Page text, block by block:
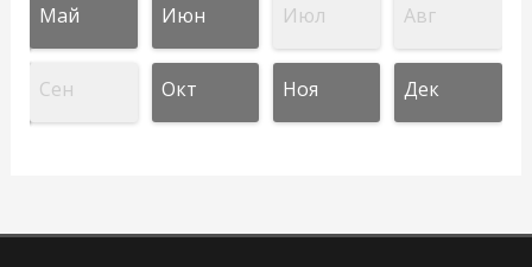
Май Июн Июл Авг
Сен Окт Ноя Дек